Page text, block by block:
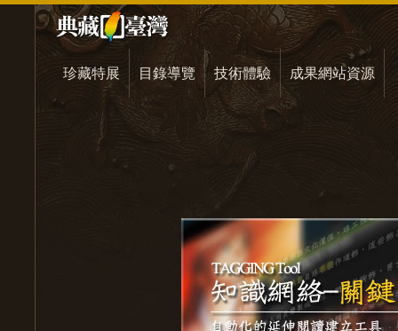
珍藏特展 目錄導覽 技術體驗 成果網站資源